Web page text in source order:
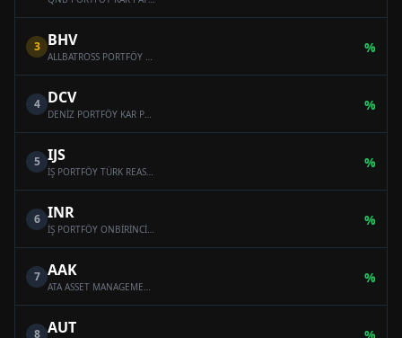
3 BHV
ALLBATROSS PORTFÖY BAHAR HİSSE SENEDİ SERBEST FON (HİSSE SENEDİ YOĞUN FON)
%
4 DCV
DENİZ PORTFÖY KAR PAYI ÖDEYEN SERBEST (DÖVİZ) FON
%
5 IJS
İŞ PORTFÖY TÜRK REASÜRANS SERBEST ÖZEL FON
%
6 INR
İŞ PORTFÖY ONBİRİNCİ SERBEST (DÖVİZ) FON
%
7 AAK
ATA ASSET MANAGEMENT MULTI-ASSET VARIABLE FUND
%
8 AUT %